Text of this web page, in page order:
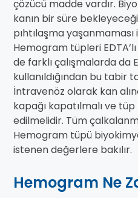
çözücü madde vardır.
kanın bir süre
pıhtılaşma
Hemogram tüpleri
de farklı çalışmalarda da
kullanıldığından bu tabir
İntravenöz olarak kan
kapağı kapatılmalı ve
edilmelidir. Tüm
Hemogram tüpü
istenen değerlere bakılır.
Hemogram Ne